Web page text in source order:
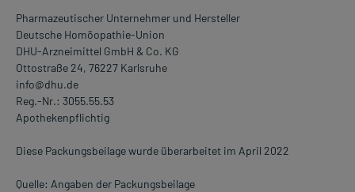
Pharmazeutischer Unternehmer und Hersteller
Deutsche Homöopathie-Union
DHU-Arzneimittel GmbH & Co. KG
Ottostraße 24, 76227 Karlsruhe
info@dhu.de
Reg.-Nr.: 3055.55.53
Apothekenpflichtig
Diese Packungsbeilage wurde überarbeitet im April 2022
Quelle: Angaben der Packungsbeilage